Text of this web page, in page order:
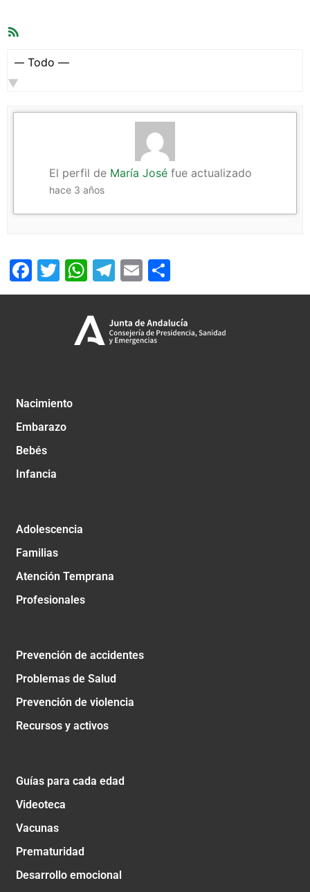
Mostrar:
El perfil de María José fue actualizado
hace 3 años
Facebook
Twitter
WhatsApp
Telegram
Email
Nacimiento
Embarazo
Bebés
Infancia
Adolescencia
Familias
Atención Temprana
Profesionales
Prevención de accidentes
Problemas de Salud
Prevención de violencia
Recursos y activos
Guías para cada edad
Videoteca
Vacunas
Prematuridad
Desarrollo emocional